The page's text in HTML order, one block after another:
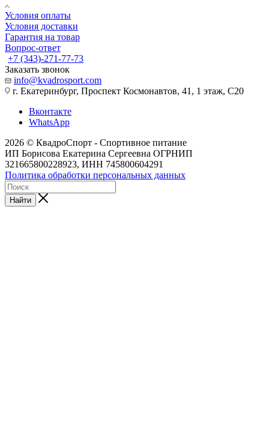
Условия оплаты
Условия доставки
Гарантия на товар
Вопрос-ответ
+7 (343)-271-77-73
Заказать звонок
info@kvadrosport.com
г. Екатеринбург, Проспект Космонавтов, 41, 1 этаж, С20
Вконтакте
WhatsApp
2026 © КвадроСпорт - Спортивное питание
ИП Борисова Екатерина Сергеевна ОГРНИП
321665800228923, ИНН 745800604291
Политика обработки персональных данных
Найти